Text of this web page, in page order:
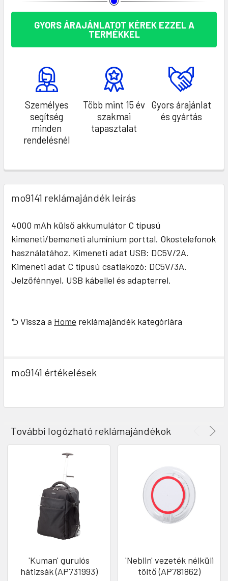
GYORS ÁRAJÁNLATOT KÉREK EZZEL A
TERMÉKKEL
Személyes
segítség
minden
rendelésnél
Több mint 15 év
szakmai
tapasztalat
Gyors árajánlat
és gyártás
mo9141 reklámajándék leírás
4000 mAh külső akkumulátor C típusú
kimeneti/bemeneti alumínium porttal. Okostelefonok
használatához. Kimeneti adat USB: DC5V/2A.
Kimeneti adat C típusú csatlakozó: DC5V/3A.
Jelzőfénnyel, USB kábellel és adapterrel.
⮌ Vissza a Home reklámajándék kategóriára
mo9141 értékelések
További logózható reklámajándékok
'Kuman' gurulós
hátizsák (AP731993)
'Neblin' vezeték nélküli
töltő (AP781862)